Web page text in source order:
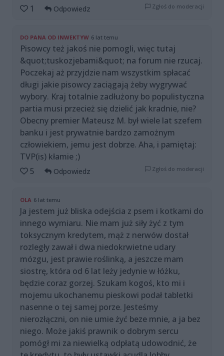
1
Odpowiedz Zgłoś do moderacji
DO PANA OD INWEKTYW 6 lat temu
Pisowcy też jakoś nie pomogli, więc tutaj
&quot;tuskozjebami&quot; na forum nie rzucaj.
Poczekaj aż przyjdzie nam wszystkim spłacać
długi jakie pisowcy zaciągają żeby wygrywać
wybory. Kraj totalnie zadłużony bo populistyczna
partia musi przecież się dzielić jak kradnie, nie?
Obecny premier Mateusz M. był wiele lat szefem
banku i jest prywatnie bardzo zamożnym
człowiekiem, jemu jest dobrze. Aha, i pamiętaj:
TVP(is) kłamie ;)
5
Odpowiedz Zgłoś do moderacji
OLA 6 lat temu
Ja jestem już bliska odejścia z psem i kotkami do
innego wymiaru. Nie mam już siły żyć z tym
toksycznym kredytem, mąż z nerwów dostał
rozległy zawał i dwa niedokrwietne udary
mózgu, jest prawie roślinką, a jeszcze mam
siostrę, która od 6 lat leży jedynie w łóżku,
będzie coraz gorzej. Szukam kogoś, kto mi i
mojemu ukochanemu pieskowi podał tabletki
nasenne o tej samej porze. Jesteśmy
nierozłączni, on nie umie żyć beze mnie, a ja bez
niego. Może jakiś prawnik o dobrym sercu
pomógł mi za niewielką odpłatą udowodnić, że